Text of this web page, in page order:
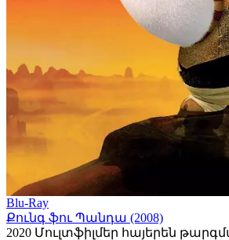
Blu-Ray
Քունգ ֆու Պանդա (2008)
2020 Մուլտֆիլմեր հայերեն